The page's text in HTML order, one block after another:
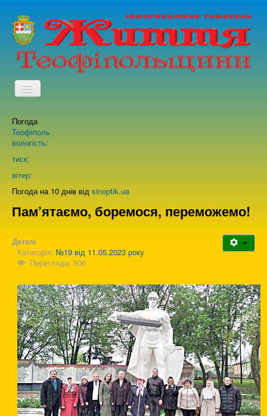
TPL_PROTOSTAR_TOGGLE_MENU
Про нас
Зворотній зв'язок
Погода
Теофіполь
вологість:
тиск:
вітер:
Погода на 10 днів від sinoptik.ua
Пам’ятаємо, боремося, переможемо!
Деталі
Категорія: №19 від 11.05.2023 року
Перегляди: 506